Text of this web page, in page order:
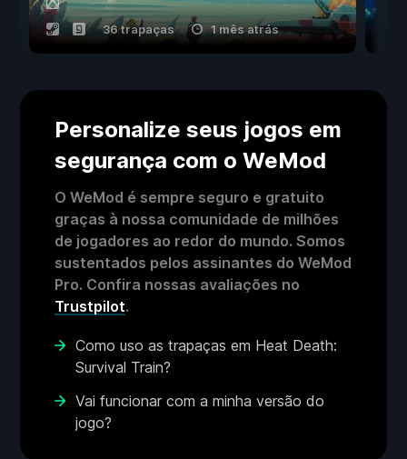
36 trapaças 1 mês atrás
Personalize seus jogos em
segurança com o WeMod
O WeMod é sempre seguro e gratuito
graças à nossa comunidade de milhões
de jogadores ao redor do mundo. Somos
sustentados pelos assinantes do WeMod
Pro. Confira nossas avaliações no
Trustpilot.
Como uso as trapaças em Heat Death:
Survival Train?
Vai funcionar com a minha versão do
jogo?